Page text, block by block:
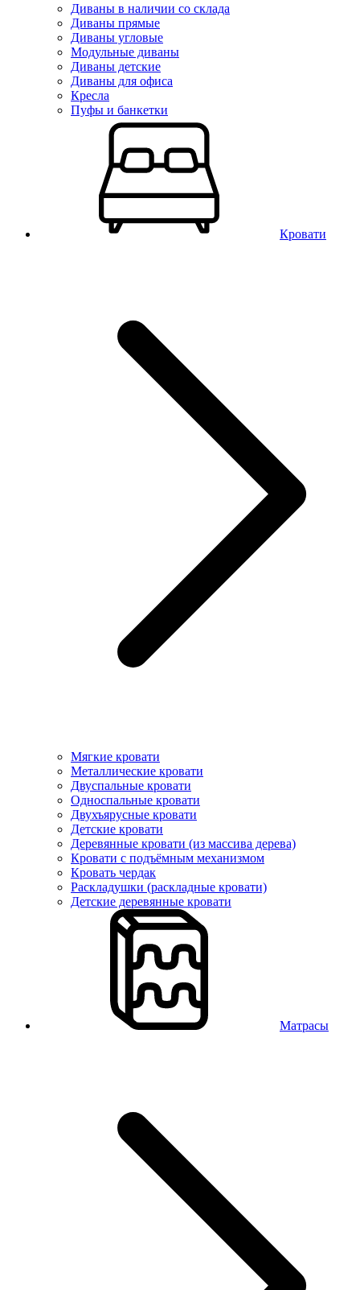
Диваны в наличии со склада
Диваны прямые
Диваны угловые
Модульные диваны
Диваны детские
Диваны для офиса
Кресла
Пуфы и банкетки
Кровати
Мягкие кровати
Металлические кровати
Двуспальные кровати
Односпальные кровати
Двухъярусные кровати
Детские кровати
Деревянные кровати (из массива дерева)
Кровати с подъёмным механизмом
Кровать чердак
Раскладушки (раскладные кровати)
Детские деревянные кровати
Матрасы